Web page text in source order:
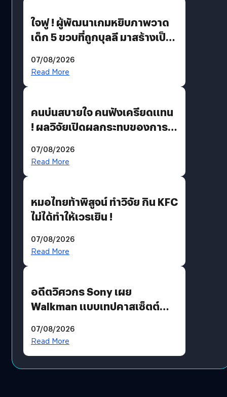
ใจฟู ! ผู้พัฒนาเกมหยิบภาพวาด
เด็ก 5 ขวบที่ถูกบุลลี มาสร้างเป็น
07/08/2026
Read More
คนบ่นสบายใจ คนฟังเครียดแทน
! ผลวิจัยเปิดผลกระทบของการ
07/08/2026
Read More
หมอไทยท้าพิสูจน์ ทำวิจัย กิน KFC
ไม่ได้ทำให้เวรเยิน !
07/08/2026
Read More
อดีตวิศวกร Sony เผย
Walkman แบบเทปคาสเซ็ตต์
07/08/2026
Read More